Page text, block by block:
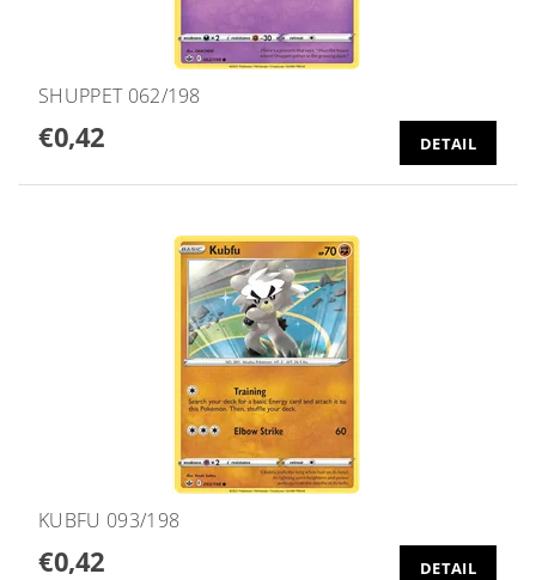
SHUPPET 062/198
€0,42 DETAIL
KUBFU 093/198
€0,42 DETAIL